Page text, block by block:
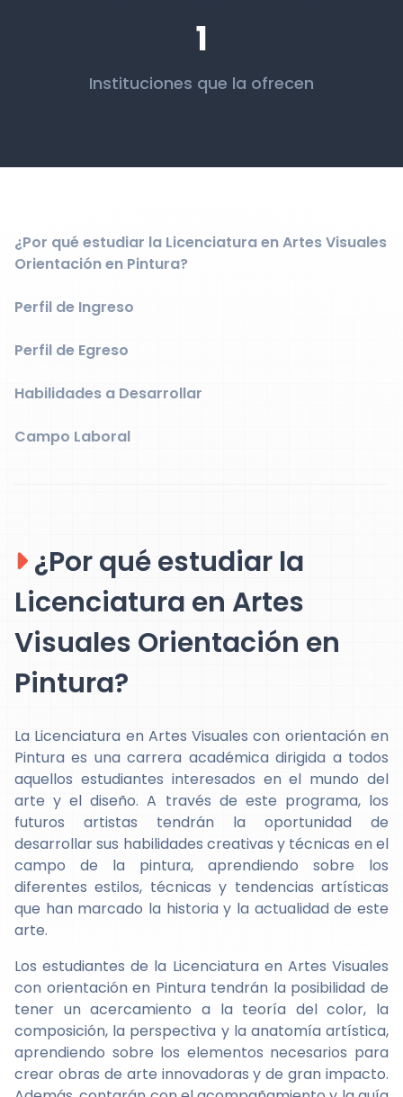
1
Instituciones que la ofrecen
¿Por qué estudiar la Licenciatura en Artes Visuales
Orientación en Pintura?
Perfil de Ingreso
Perfil de Egreso
Habilidades a Desarrollar
Campo Laboral
¿Por qué estudiar la
Licenciatura en Artes
Visuales Orientación en
Pintura?
La Licenciatura en Artes Visuales con orientación en
Pintura es una carrera académica dirigida a todos
aquellos estudiantes interesados en el mundo del
arte y el diseño. A través de este programa, los
futuros artistas tendrán la oportunidad de
desarrollar sus habilidades creativas y técnicas en el
campo de la pintura, aprendiendo sobre los
diferentes estilos, técnicas y tendencias artísticas
que han marcado la historia y la actualidad de este
arte.
Los estudiantes de la Licenciatura en Artes Visuales
con orientación en Pintura tendrán la posibilidad de
tener un acercamiento a la teoría del color, la
composición, la perspectiva y la anatomía artística,
aprendiendo sobre los elementos necesarios para
crear obras de arte innovadoras y de gran impacto.